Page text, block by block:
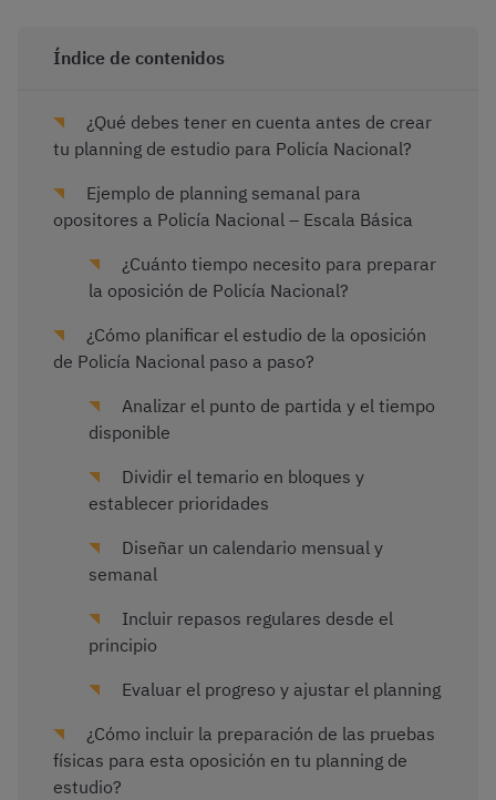
Índice de contenidos
¿Qué debes tener en cuenta antes de crear
tu planning de estudio para Policía Nacional?
Ejemplo de planning semanal para
opositores a Policía Nacional – Escala Básica
¿Cuánto tiempo necesito para preparar
la oposición de Policía Nacional?
¿Cómo planificar el estudio de la oposición
de Policía Nacional paso a paso?
Analizar el punto de partida y el tiempo
disponible
Dividir el temario en bloques y
establecer prioridades
Diseñar un calendario mensual y
semanal
Incluir repasos regulares desde el
principio
Evaluar el progreso y ajustar el planning
¿Cómo incluir la preparación de las pruebas
físicas para esta oposición en tu planning de
estudio?